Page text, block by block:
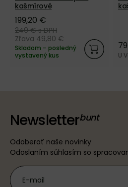
kašmírové
199,20 €
249 €s DPH
Zľava 49,80 €
Skladom – posledný
vystavený kus
U
Newsletter
Odoberať naše novinky
Odoslaním súhlasím so